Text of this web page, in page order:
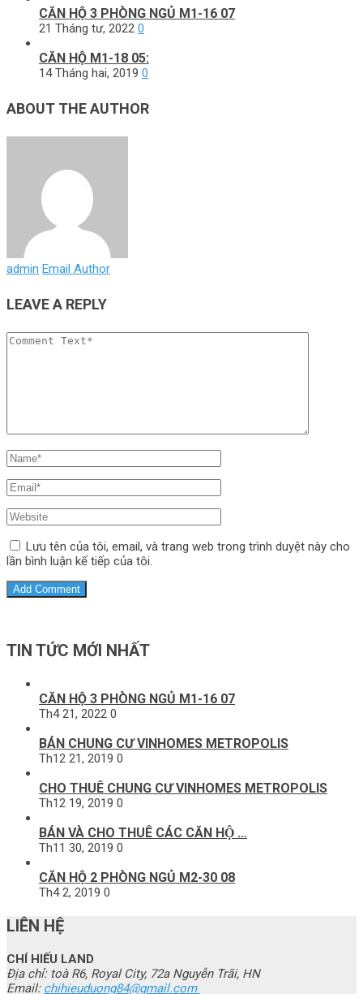
CĂN HỘ 3 PHÒNG NGỦ M1-16 07
21 Tháng tư, 2022 0
CĂN HỘ M1-18 05:
14 Tháng hai, 2019 0
ABOUT THE AUTHOR
admin Email Author
LEAVE A REPLY
Lưu tên của tôi, email, và trang web trong trình duyệt này cho
lần bình luận kế tiếp của tôi.
TIN TỨC MỚI NHẤT
CĂN HỘ 3 PHÒNG NGỦ M1-16 07
Th4 21, 2022 0
BÁN CHUNG CƯ VINHOMES METROPOLIS
Th12 21, 2019 0
CHO THUÊ CHUNG CƯ VINHOMES METROPOLIS
Th12 19, 2019 0
BÁN VÀ CHO THUÊ CÁC CĂN HỘ …
Th11 30, 2019 0
CĂN HỘ 2 PHÒNG NGỦ M2-30 08
Th4 2, 2019 0
LIÊN HỆ
CHÍ HIẾU LAND
Địa chỉ: toà R6, Royal City, 72a Nguyễn Trãi, HN
Email: chihieuduong84@gmail.com